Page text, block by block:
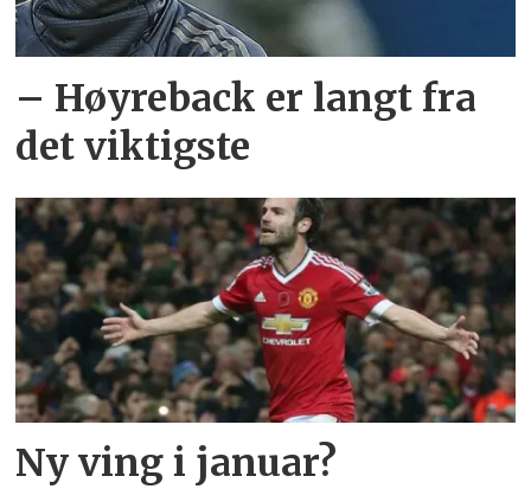
– Høyreback er langt fra
det viktigste
Ny ving i januar?